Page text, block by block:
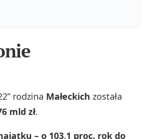
rodzina Małeckich została
mld zł.
– o 103,1 proc. rok do